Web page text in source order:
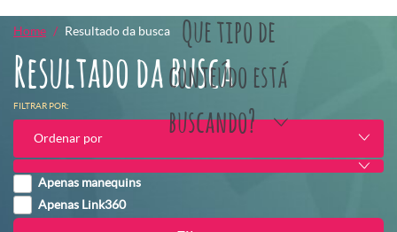
Que tipo de
conteúdo está
buscando?
Home Resultado da busca
Resultado da busca
FILTRAR POR:
Ordenar por
Apenas manequins
Apenas Link360